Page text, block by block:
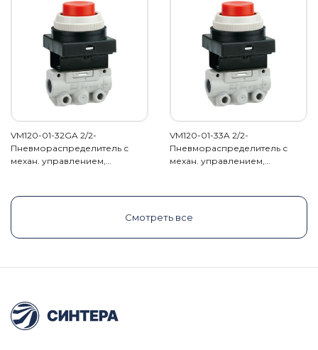
VM120-01-32GA 2/2-
Пневмораспределитель с
механ. управлением,…
VM120-01-33A 2/2-
Пневмораспределитель с
механ. управлением,…
Смотреть все